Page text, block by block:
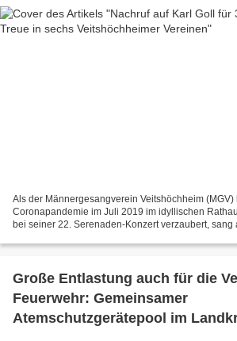
Als der Männergesangverein Veitshöchheim (MGV)
Coronapandemie im Juli 2019 im idyllischen
bei seiner 22. Serenaden-Konzert verzaubert, sang
Große Entlastung auch für die
Feuerwehr: Gemeinsamer
Atemschutzgerätepool im